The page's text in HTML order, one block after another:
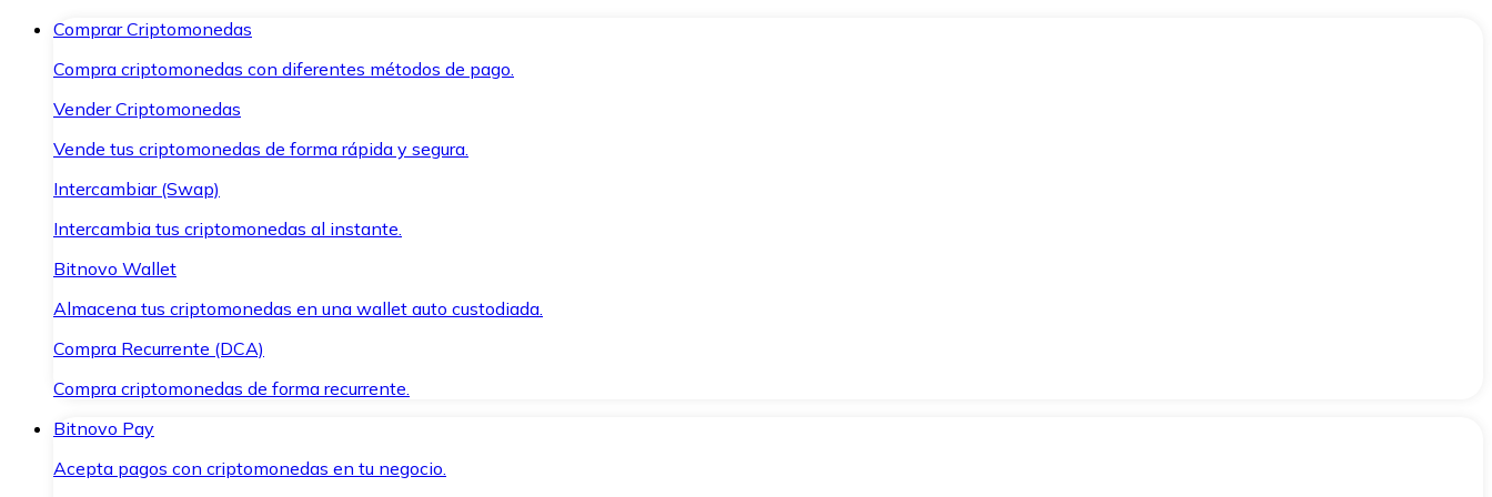
Comprar Criptomonedas
Compra criptomonedas con diferentes métodos de pago.
Vender Criptomonedas
Vende tus criptomonedas de forma rápida y segura.
Intercambiar (Swap)
Intercambia tus criptomonedas al instante.
Bitnovo Wallet
Almacena tus criptomonedas en una wallet auto custodiada.
Compra Recurrente (DCA)
Compra criptomonedas de forma recurrente.
Bitnovo Pay
Acepta pagos con criptomonedas en tu negocio.